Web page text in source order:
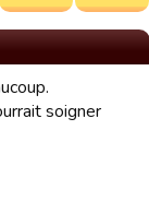
soigner